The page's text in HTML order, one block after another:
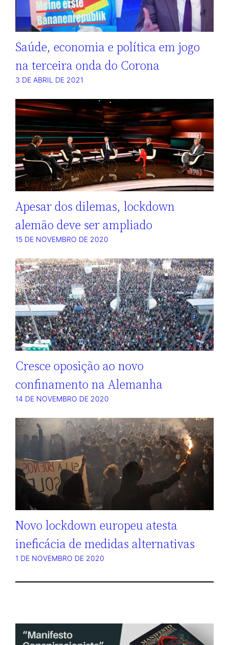
Saúde, economia e política em jogo
na terceira onda do Corona
3 DE ABRIL DE 2021
Apesar dos dilemas, lockdown
alemão deve ser ampliado
15 DE NOVEMBRO DE 2020
Cresce oposição ao novo
confinamento na Alemanha
14 DE NOVEMBRO DE 2020
Novo lockdown europeu atesta
ineficácia de medidas alternativas
1 DE NOVEMBRO DE 2020